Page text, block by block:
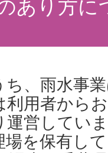
あり方に
、雨水事
利用者から
運営してい
を保有し